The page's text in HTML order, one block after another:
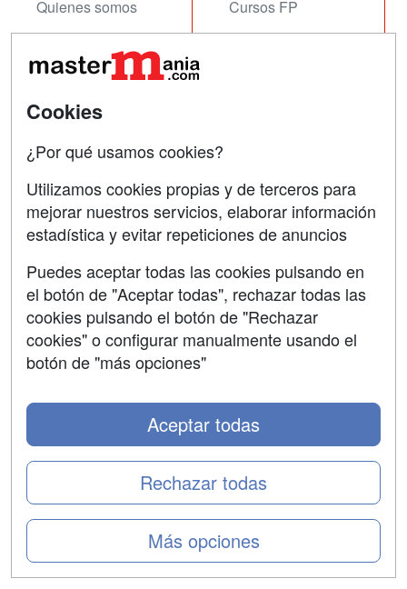
Quienes somos
Acceso Usuarios
Acceso Centros
Cursos FP
Contactar
Confidencialidad
Copyleft
SÍGUENOS EN:
Cookies
¿Por qué usamos cookies?
Utilizamos cookies propias y de terceros para
mejorar nuestros servicios, elaborar información
estadística y evitar repeticiones de anuncios
Puedes aceptar todas las cookies pulsando en
el botón de "Aceptar todas", rechazar todas las
cookies pulsando el botón de "Rechazar
cookies" o configurar manualmente usando el
botón de "más opciones"
Más opciones
Rechazar todas
Aceptar todas